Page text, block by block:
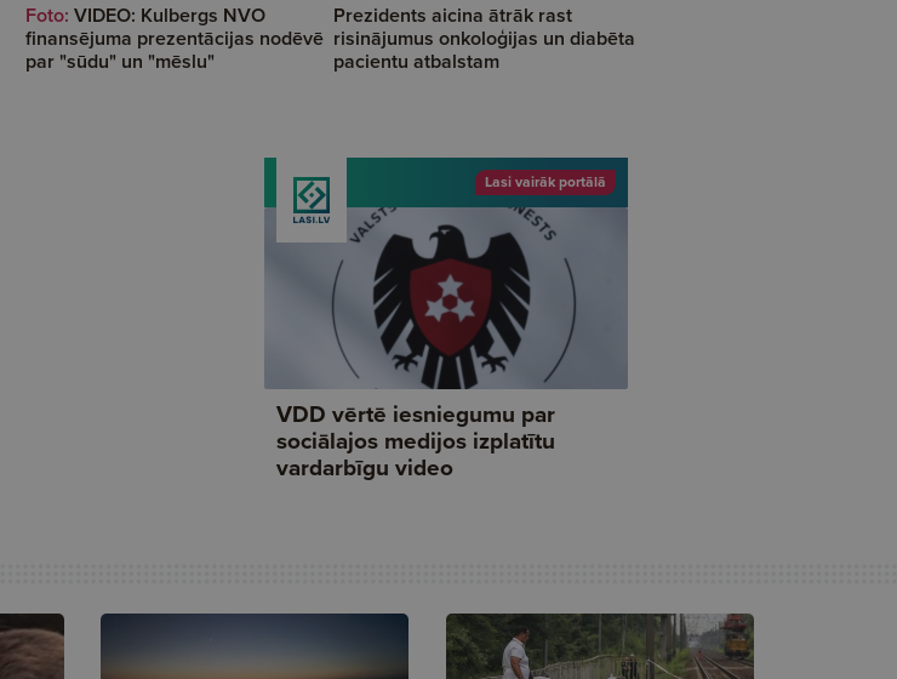
Foto: VIDEO: Kulbergs NVO
finansējuma prezentācijas nodēvē
par "sūdu" un "mēslu"
Prezidents aicina ātrāk rast
risinājumus onkoloģijas un diabēta
pacientu atbalstam